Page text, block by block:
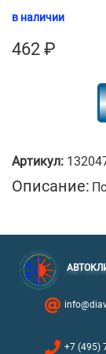
в наличии
462 ₽
Артикул:
Описание:
+7 (495)